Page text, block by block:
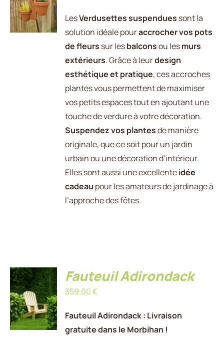
OPTIONS
CE
PRODUIT
A
PLUSIEURS
VARIATIONS.
DÉTAILS
prix :
17.00 €
à
30.00 €
LesVerdusettes suspendues sont la
solution idéale pouraccrocher vos pots
de fleurs sur lesbalconsou lesmurs
extérieurs. Grâce à leurdesign
esthétique et pratique, ces accroches
plantes vous permettent de maximiser
vos petits espaces tout en ajoutant une
touche de verdure à votre décoration.
Suspendez vos plantesde manière
originale, que ce soit pour un jardin
urbain ou une décoration d’intérieur.
Elles sont aussi une excellenteidée
cadeau pour les amateurs de jardinage à
l’approche des fêtes.
AJOUTER
AU
PANIER
/
DÉTAILS
Fauteuil Adirondack
359.00€
Fauteuil Adirondack : Livraison
gratuite dans le Morbihan !